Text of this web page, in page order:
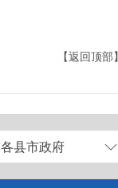
【返回顶部】
各县市政府